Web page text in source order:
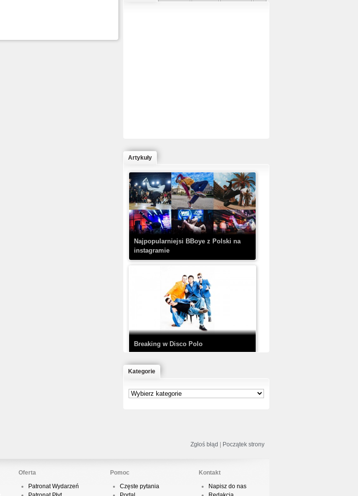
Kaczorex w najnowszym klipie: HRYPA
– Kobieta z walizką
TEDE & SIR MICH - KICKDOWN /
DISCO NOIR
Prod. Chubeats, Scratch:…
KrisBo - Cienie
Artykuły
Najpopularniejsi BBoye z Polski na
instagramie
Breaking w Disco Polo
Kategorie
Zgłoś błąd | Początek strony
Oferta
Patronat Wydarzeń
Pomoc
Częste pytania
Kontakt
Napisz do nas